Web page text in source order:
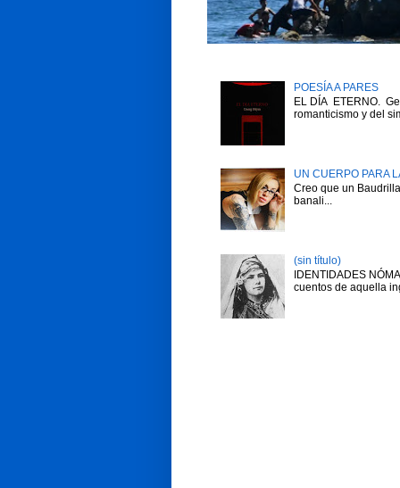
POESÍA A PARES
EL DÍA ETERNO.
romanticismo y del
UN CUERPO PARA
Creo que un
banali...
(sin título)
IDENTIDADES
cuentos de aquella